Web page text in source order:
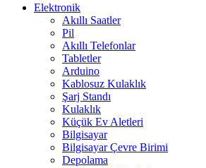
Elektronik
Akıllı Saatler
Pil
Akıllı Telefonlar
Tabletler
Arduino
Kablosuz Kulaklık
Şarj Standı
Kulaklık
Küçük Ev Aletleri
Bilgisayar
Bilgisayar Çevre Birimi
Depolama